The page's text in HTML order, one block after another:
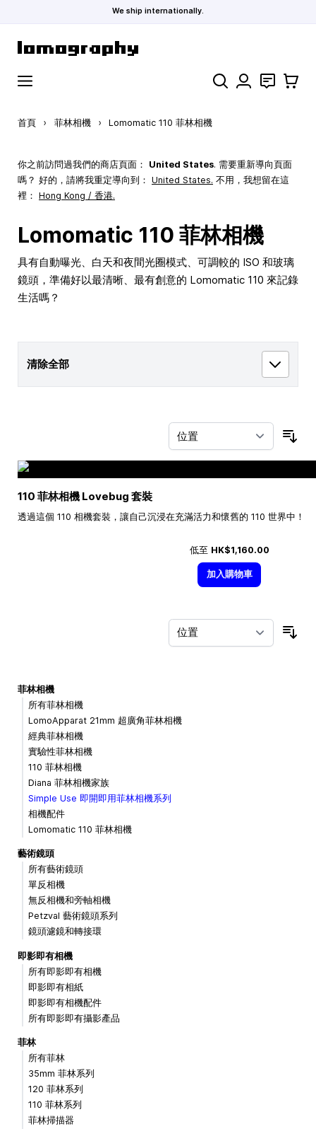
We ship internationally.
搜索 聯絡 購物車
首頁 › 菲林相機 › Lomomatic 110 菲林相機
你之前訪問過我們的商店頁面： United States. 需要重新導向頁面
嗎？ 好的，請將我重定導向到： United States. 不用，我想留在這
裡： Hong Kong / 香港.
Lomomatic 110 菲林相機
具有自動曝光、白天和夜間光圈模式、可調較的 ISO 和玻璃
鏡頭，準備好以最清晰、最有創意的 Lomomatic 110 來記錄
生活嗎？
清除全部
110 菲林相機 Lovebug 套裝
透過這個 110 相機套裝，讓自己沉浸在充滿活力和懷舊的 110 世界中！
低至 HK$1,160.00
加入購物車
菲林相機
所有菲林相機
LomoApparat 21mm 超廣角菲林相機
經典菲林相機
實驗性菲林相機
110 菲林相機
Diana 菲林相機家族
Simple Use 即開即用菲林相機系列
相機配件
Lomomatic 110 菲林相機
藝術鏡頭
所有藝術鏡頭
單反相機
無反相機和旁軸相機
Petzval 藝術鏡頭系列
鏡頭濾鏡和轉接環
即影即有相機
所有即影即有相機
即影即有相紙
即影即有相機配件
所有即影即有攝影產品
菲林
所有菲林
35mm 菲林系列
120 菲林系列
110 菲林系列
菲林掃描器